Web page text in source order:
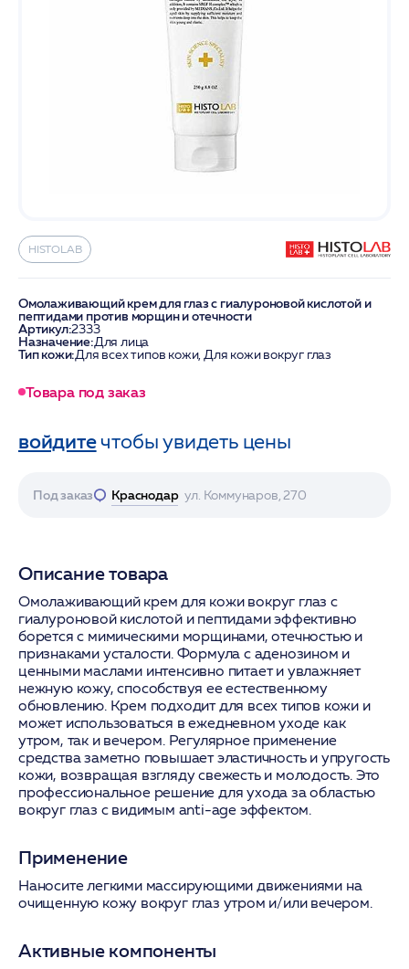
HISTOLAB
Омолаживающий крем для глаз с гиалуроновой кислотой и
пептидами против морщин и отечности
Артикул:2333
Назначение:Для лица
Тип кожи:Для всех типов кожи, Для кожи вокруг глаз
Товара под заказ
войдитечтобы увидеть цены
Под заказ Краснодар ул. Коммунаров, 270
Описание товара
Омолаживающий крем для кожи вокруг глаз с
гиалуроновой кислотой и пептидами эффективно
борется с мимическими морщинами, отечностью и
признаками усталости. Формула с аденозином и
ценными маслами интенсивно питает и увлажняет
нежную кожу, способствуя ее естественному
обновлению. Крем подходит для всех типов кожи и
может использоваться в ежедневном уходе как
утром, так и вечером. Регулярное применение
средства заметно повышает эластичность и упругость
кожи, возвращая взгляду свежесть и молодость. Это
профессиональное решение для ухода за областью
вокруг глаз с видимым anti-age эффектом.
Применение
Наносите легкими массирующими движениями на
очищенную кожу вокруг глаз утром и/или вечером.
Активные компоненты